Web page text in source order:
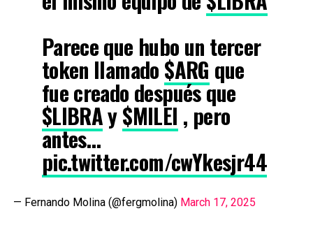
Parece que hubo un tercer
token llamado $ARG que
fue creado después que
$LIBRAy$MILEI , pero
antes…
pic.twitter.com/cwYkesjr44
— Fernando Molina (@fergmolina) March 17, 2025